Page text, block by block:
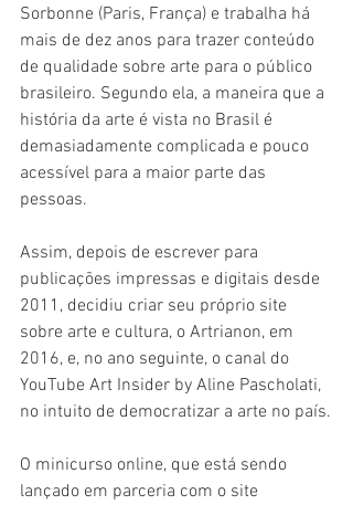
Sorbonne (Paris, França) e trabalha há
mais de dez anos para trazer conteúdo
de qualidade sobre arte para o público
brasileiro. Segundo ela, a maneira que a
história da arte é vista no Brasil é
demasiadamente complicada e pouco
acessível para a maior parte das
pessoas.
Assim, depois de escrever para
publicações impressas e digitais desde
2011, decidiu criar seu próprio site
sobre arte e cultura, o Artrianon, em
2016, e, no ano seguinte, o canal do
YouTube Art Insider by Aline Pascholati,
no intuito de democratizar a arte no país.
O minicurso online, que está sendo
lançado em parceria com o site